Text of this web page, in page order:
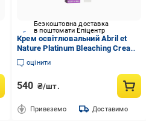
Безкоштовна доставка
в поштомати Епіцентр
Крем освітлювальний Abril et
Nature Platinum Bleaching Cream
60 мл (0384)
оцінити
540 ₴/шт.
Привеземо Доставимо